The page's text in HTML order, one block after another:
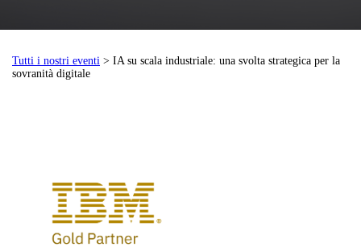
Tutti i nostri eventi > IA su scala industriale: una svolta strategica per la
sovranità digitale